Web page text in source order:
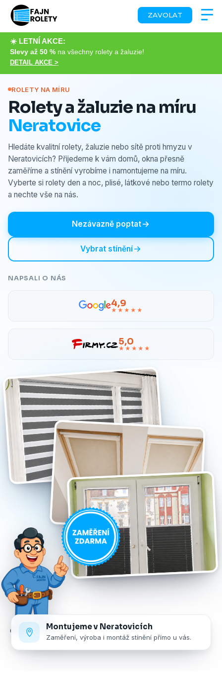
☀️ LETNÍ AKCE:
Slevy až 50 % na všechny rolety a žaluzie!
DETAIL AKCE >
ZAVOLAT
ROLETY NA MÍRU
Rolety a žaluzie na míru
Neratovice
Hledáte kvalitní rolety, žaluzie nebo sítě proti hmyzu v
Neratovicích? Přijedeme k vám domů, okna přesně
zaměříme a stínění vyrobíme i namontujeme na míru.
Vyberte si rolety den a noc, plisé, látkové nebo termo rolety
a nechte vše na nás.
Nezávazně poptat
Vybrat stínění
NAPSALI O NÁS
4,9
★★★★★
5,0
★★★★★
Montujeme v Neratovicích
Zaměření, výroba i montáž stínění přímo u vás.